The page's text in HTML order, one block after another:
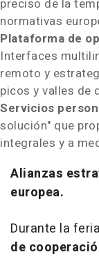
preciso de la
normativas
Plataforma de
Interfaces
remoto y
picos y valles de
Servicios
solución" que
integrales y a
Alianzas
europea.
Durante la
de